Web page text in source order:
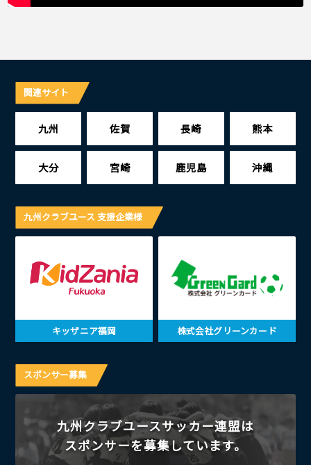
関連サイト
九州 佐賀 長崎 熊本
大分 宮崎 鹿児島 沖縄
九州クラブユース 支援企業様
キッザニア福岡 株式会社グリーンカード
スポンサー募集
九州クラブユースサッカー連盟は
スポンサーを募集しています。